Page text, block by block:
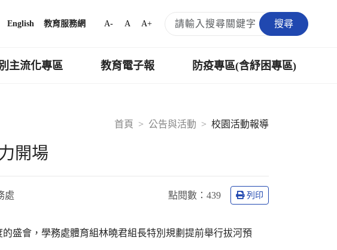
English 教育服務網 A- A A+ 搜尋
主流化專區 教育電子報 防疫專區(含紓困專區)
首頁 公告與活動 校園活動報導
開場
處 點閱數： 439 列印
盛會，學務處體育組林曉君組長特別規劃提前舉行拔河預